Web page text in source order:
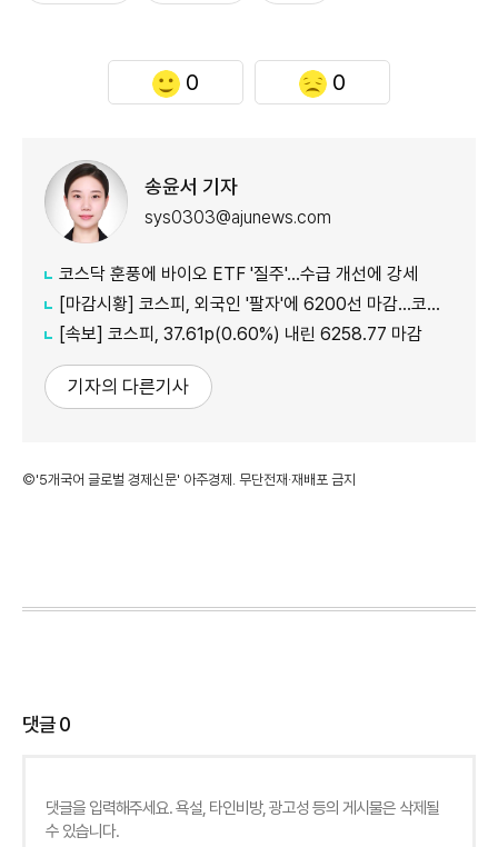
0 0
송윤서 기자
sys0303@ajunews.com
코스닥 훈풍에 바이오 ETF '질주'…수급 개선에 강세
[마감시황] 코스피, 외국인 '팔자'에 6200선 마감…코스닥도 하락
[속보] 코스피, 37.61p(0.60%) 내린 6258.77 마감
기자의 다른기사
©'5개국어 글로벌 경제신문' 아주경제. 무단전재·재배포 금지
댓글0